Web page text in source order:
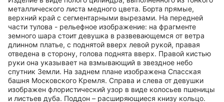
металлического листа медного цвета. Борта прямые,
верхний край с сегментарными вырезами. На передней
части тулова - рельефное изображение: на фрагменте
земного шара стоит девушка в развевающемся от ветра
длинном платье, с поднятой вверх левой рукой, правая
отведена в сторону, голова поднята вверх. Правой кистью
руки она указывает на взмывающий в звездное небо
спутник Земли. На заднем плане изображена Спасская
башня Московского Кремля. Справа и слева от девушки
изображен флористический узор в виде колосьев пшеницы
и листьев дуба. Поддон – расширяющиеся книзу кольцо.